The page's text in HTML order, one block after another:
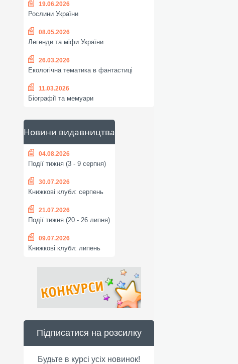
19.06.2026
Рослини України
08.05.2026
Легенди та міфи України
26.03.2026
Екологічна тематика в фантастиці
11.03.2026
Біографії та мемуари
Новини видавництва
04.08.2026
Події тижня (3 - 9 серпня)
30.07.2026
Книжкові клуби: серпень
21.07.2026
Події тижня (20 - 26 липня)
09.07.2026
Книжкові клуби: липень
Підписатися на розсилку
Будьте в курсі усіх новинок!